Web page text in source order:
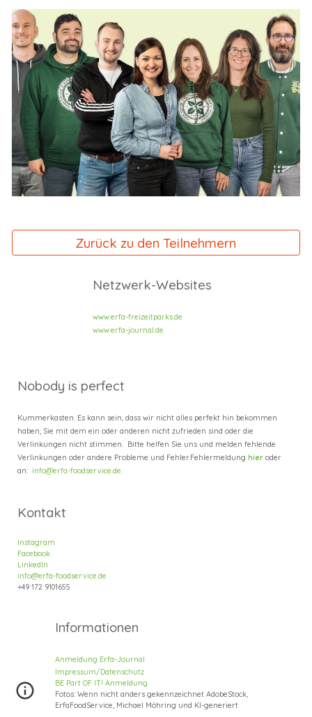
Zurück zu den Teilnehmern
Netzwerk-Websites
www.erfa-freizeitparks.de
www.erfa-journal.de
Nobody is perfect
Kummerkasten. Es kann sein, dass wir nicht alles perfekt hin bekommen
haben, Sie mit dem ein oder anderen nicht zufrieden sind oder die
Verlinkungen nicht stimmen. Bitte helfen Sie uns und melden fehlende
Verlinkungen oder andere Probleme und Fehler.Fehlermeldunghier oder
an:info@erfa-foodservice.de
Kontakt
Instagram
Facebook
LinkedIn
info@erfa-foodservice.de
+49172 9101655
Informationen
Anmeldung Erfa-Journal
Impressum/Datenschutz
BE Part OF IT! Anmeldung
Fotos: Wenn nicht anders gekennzeichnetAdobeStock,
ErfaFoodService, Michael Möhring und KI-generiert